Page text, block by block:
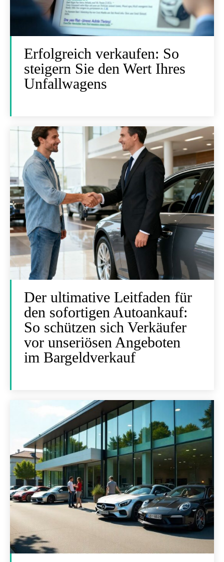
Erfolgreich verkaufen: So
steigern Sie den Wert Ihres
Unfallwagens
Der ultimative Leitfaden für
den sofortigen Autoankauf:
So schützen sich Verkäufer
vor unseriösen Angeboten
im Bargeldverkauf